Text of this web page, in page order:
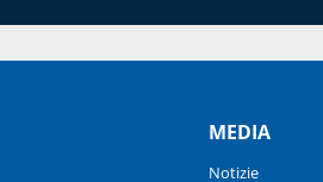
MEDIA
Notizie